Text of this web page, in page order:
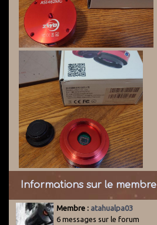
Informations sur le membre
Membre : atahualpa03
6 messages sur le forum